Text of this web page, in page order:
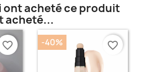
ont acheté ce produit
acheté...
favorite_border -40% favorite_border